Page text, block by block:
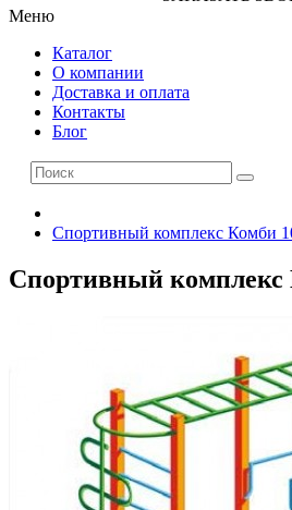
Меню
Каталог
О компании
Доставка и оплата
Контакты
Блог
Спортивный комплекс Комби
Спортивный комплекс